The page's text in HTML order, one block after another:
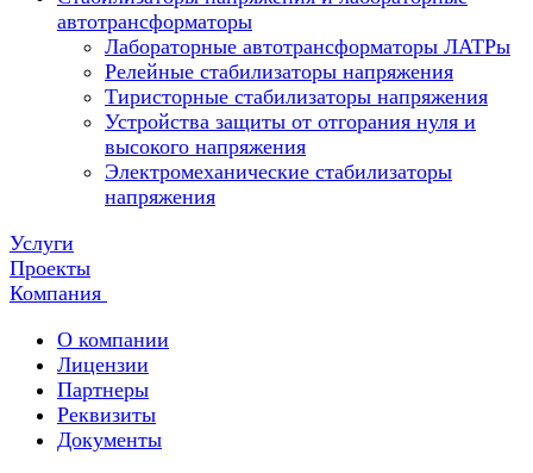
автотрансформаторы
Лабораторные автотрансформаторы ЛАТРы
Релейные стабилизаторы напряжения
Тиристорные стабилизаторы напряжения
Устройства защиты от отгорания нуля и
высокого напряжения
Электромеханические стабилизаторы
напряжения
Услуги
Проекты
Компания
О компании
Лицензии
Партнеры
Реквизиты
Документы